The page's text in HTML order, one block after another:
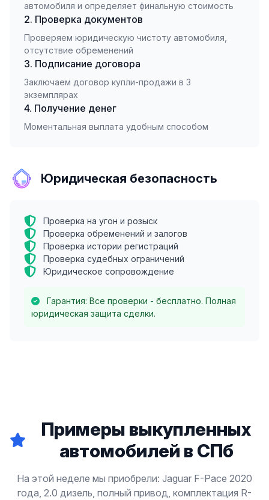
автомобиля и определяет финальную стоимость
2. Проверка документов
Проверяем юридическую чистоту автомобиля,
отсутствие обременений
3. Подписание договора
Заключаем договор купли-продажи в 3
экземплярах
4. Получение денег
Моментальная выплата удобным способом
Юридическая безопасность
Проверка на угон и розыск
Проверка обременений и залогов
Проверка истории регистраций
Проверка судебных ограничений
Юридическое сопровождение
Гарантия: Все проверки - бесплатно. Полная
юридическая защита сделки.
Примеры выкупленных
автомобилей в СПб
На этой неделе мы приобрели: Jaguar F-Pace 2020
года, 2.0 дизель, полный привод, комплектация R-